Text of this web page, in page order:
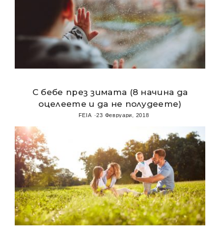
С бебе през зимата (8 начина да
оцелеете и да не полудеете)
FEIA 23 Февруари, 2018